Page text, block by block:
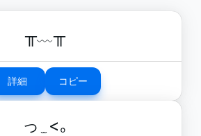
╥﹏╥
詳細 コピー
っ ̫ <｡